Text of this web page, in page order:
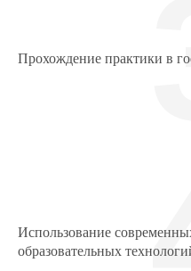
Прохождение практики в
Использование
образовательных